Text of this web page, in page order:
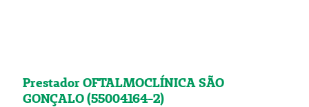
Prestador OFTALMOCLÍNICA SÃO
GONÇALO (55004164-2)